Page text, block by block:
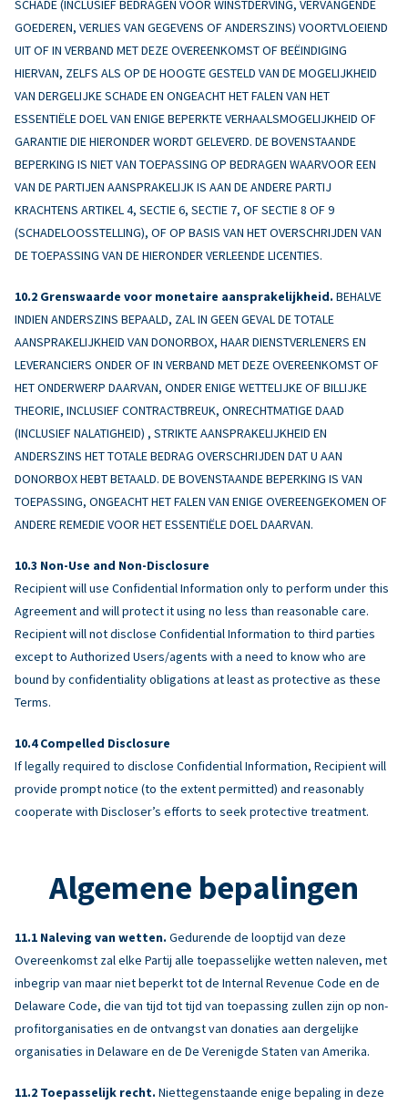
SCHADE (INCLUSIEF BEDRAGEN VOOR WINSTDERVING, VERVANGENDE
GOEDEREN, VERLIES VAN GEGEVENS OF ANDERSZINS) VOORTVLOEIEND
UIT OF IN VERBAND MET DEZE OVEREENKOMST OF BEËINDIGING
HIERVAN, ZELFS ALS OP DE HOOGTE GESTELD VAN DE MOGELIJKHEID
VAN DERGELIJKE SCHADE EN ONGEACHT HET FALEN VAN HET
ESSENTIËLE DOEL VAN ENIGE BEPERKTE VERHAALSMOGELIJKHEID OF
GARANTIE DIE HIERONDER WORDT GELEVERD. DE BOVENSTAANDE
BEPERKING IS NIET VAN TOEPASSING OP BEDRAGEN WAARVOOR EEN
VAN DE PARTIJEN AANSPRAKELIJK IS AAN DE ANDERE PARTIJ
KRACHTENS ARTIKEL 4, SECTIE 6, SECTIE 7, OF SECTIE 8 OF 9
(SCHADELOOSSTELLING), OF OP BASIS VAN HET OVERSCHRIJDEN VAN
DE TOEPASSING VAN DE HIERONDER VERLEENDE LICENTIES.
Grenswaarde voor monetaire aansprakelijkheid. BEHALVE
INDIEN ANDERSZINS BEPAALD, ZAL IN GEEN GEVAL DE TOTALE
AANSPRAKELIJKHEID VAN DONORBOX, HAAR DIENSTVERLENERS EN
LEVERANCIERS ONDER OF IN VERBAND MET DEZE OVEREENKOMST OF
HET ONDERWERP DAARVAN, ONDER ENIGE WETTELIJKE OF BILLIJKE
THEORIE, INCLUSIEF CONTRACTBREUK, ONRECHTMATIGE DAAD
(INCLUSIEF NALATIGHEID) , STRIKTE AANSPRAKELIJKHEID EN
ANDERSZINS HET TOTALE BEDRAG OVERSCHRIJDEN DAT U AAN
DONORBOX HEBT BETAALD. DE BOVENSTAANDE BEPERKING IS VAN
TOEPASSING, ONGEACHT HET FALEN VAN ENIGE OVEREENGEKOMEN OF
ANDERE REMEDIE VOOR HET ESSENTIËLE DOEL DAARVAN.
Non-Use and Non-Disclosure
Recipient will use Confidential Information only to perform under this
Agreement and will protect it using no less than reasonable care.
Recipient will not disclose Confidential Information to third parties
except to Authorized Users/agents with a need to know who are
bound by confidentiality obligations at least as protective as these
Terms.
Compelled Disclosure
If legally required to disclose Confidential Information, Recipient will
provide prompt notice (to the extent permitted) and reasonably
cooperate with Discloser’s efforts to seek protective treatment.
Algemene bepalingen
Naleving van wetten. Gedurende de looptijd van deze
Overeenkomst zal elke Partij alle toepasselijke wetten naleven, met
inbegrip van maar niet beperkt tot de Internal Revenue Code en de
Delaware Code, die van tijd tot tijd van toepassing zullen zijn op non-
profitorganisaties en de ontvangst van donaties aan dergelijke
organisaties in Delaware en de De Verenigde Staten van Amerika.
Toepasselijk recht. Niettegenstaande enige bepaling in deze